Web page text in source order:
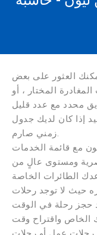
العثور على بعض
المختار ، أو
محدد مع عدد قليل
إذا كان لديك جدول
زمني صارم.
مع قائمة الخدمات
ومستوى عالٍ من
الطائرات الخاصة
حيث لا توجد رحلات
حجز رحلة في الوقت
الخاص واقتراح وقت